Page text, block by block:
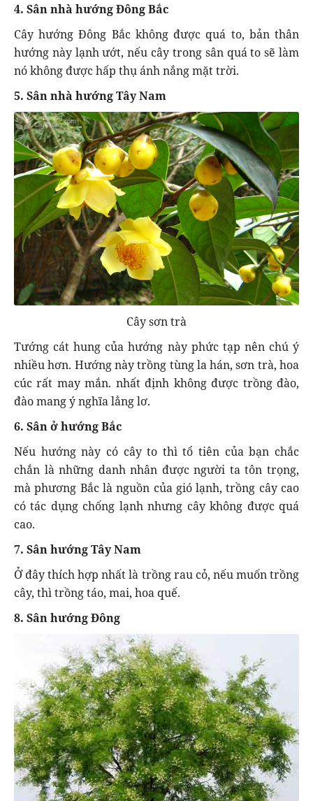
4. Sân nhà hướng Đông Bắc
Cây hướng Đông Bắc không được quá to, bản thân
hướng này lạnh ướt, nếu cây trong sân quá to sẽ làm
nó không được hấp thụ ánh nắng mặt trời.
5. Sân nhà hướng Tây Nam
Cây sơn trà
Tướng cát hung của hướng này phức tạp nên chú ý
nhiều hơn. Hướng này trồng tùng la hán, sơn trà, hoa
cúc rất may mắn. nhất định không được trồng đào,
đào mang ý nghĩa lẳng lơ.
6. Sân ở hướng Bắc
Nếu hướng này có cây to thì tổ tiên của bạn chắc
chắn là những danh nhân được người ta tôn trọng,
mà phương Bắc là nguồn của gió lạnh, trồng cây cao
có tác dụng chống lạnh nhưng cây không được quá
cao.
7. Sân hướng Tây Nam
Ở đây thích hợp nhất là trồng rau cỏ, nếu muốn trồng
cây, thì trồng táo, mai, hoa quế.
8. Sân hướng Đông